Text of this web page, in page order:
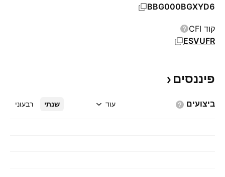
BBG000BGXYD6
קוד CFI
ESVUFR
פיננסים
ביצועים שנתי רבעוני עוד